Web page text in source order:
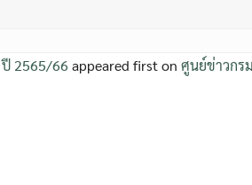
2565/66 appeared first on ศูนย์ข่าวกร